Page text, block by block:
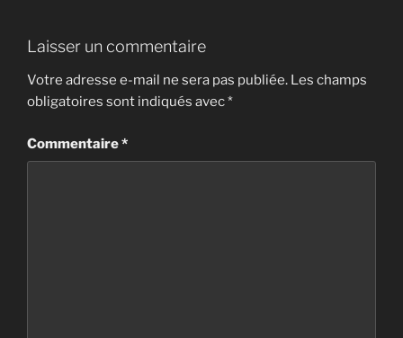
Laisser un commentaire
Votre adresse e-mail ne sera pas publiée. Les champs
obligatoires sont indiqués avec*
Commentaire*